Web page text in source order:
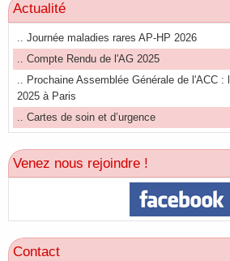
Actualité
.. Journée maladies rares AP-HP 2026
.. Compte Rendu de l'AG 2025
.. Prochaine Assemblée Générale de l'ACC :
2025 à Paris
.. Cartes de soin et d’urgence
Venez nous rejoindre !
Contact